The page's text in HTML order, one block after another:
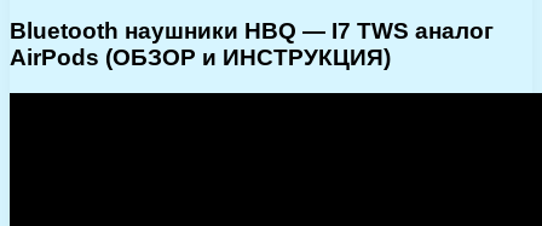
Bluetooth наушники HBQ — I7 TWS аналог
AirPods (ОБЗОР и ИНСТРУКЦИЯ)